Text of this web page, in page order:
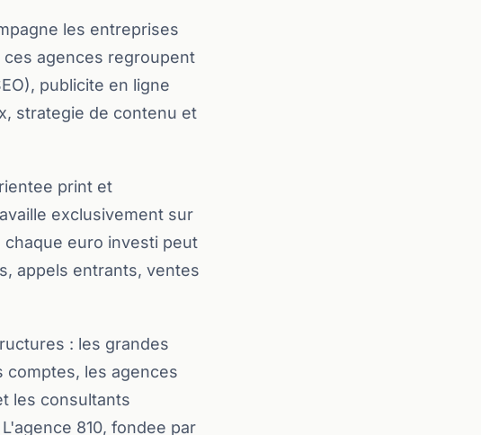
les entreprises
agences regroupent
publicite en ligne
strategie de contenu et
print et
exclusivement sur
euro investi peut
appels entrants, ventes
: les grandes
comptes, les agences
les consultants
810, fondee par